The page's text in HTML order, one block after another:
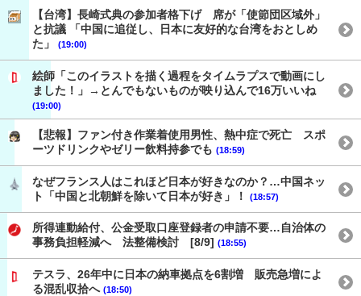
【台湾】長崎式典の参加者格下げ 席が「使節団区域外」
と抗議 「中国に追従し、日本に友好的な台湾をおとしめ
た」
(19:00)
絵師「このイラストを描く過程をタイムラプスで動画にし
ました！」→とんでもないものが映り込んで16万いいね
(19:00)
【悲報】ファン付き作業着使用男性、熱中症で死亡 スポ
ーツドリンクやゼリー飲料持参でも (18:59)
なぜフランス人はこれほど日本が好きなのか？…中国ネッ
ト「中国と北朝鮮を除いて日本が好き」！
(18:57)
所得連動給付、公金受取口座登録者の申請不要…自治体の
事務負担軽減へ 法整備検討 [8/9] (18:55)
テスラ、26年中に日本の納車拠点を6割増 販売急増によ
る混乱収拾へ (18:50)